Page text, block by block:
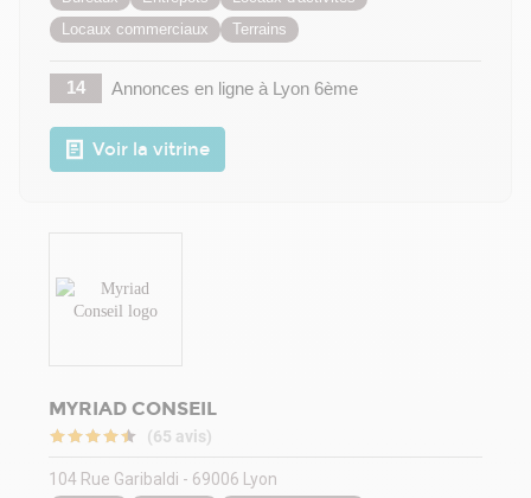
Locaux commerciaux
Terrains
14 Annonces en ligneà Lyon 6ème
Voir la vitrine
MYRIAD CONSEIL
(65 avis)
104 Rue Garibaldi - 69006 Lyon